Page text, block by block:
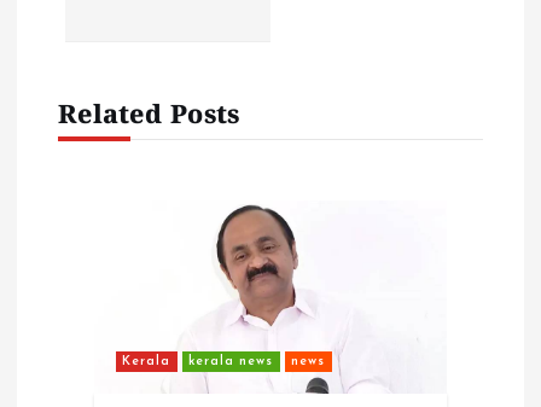
Related Posts
Kerala kerala news news